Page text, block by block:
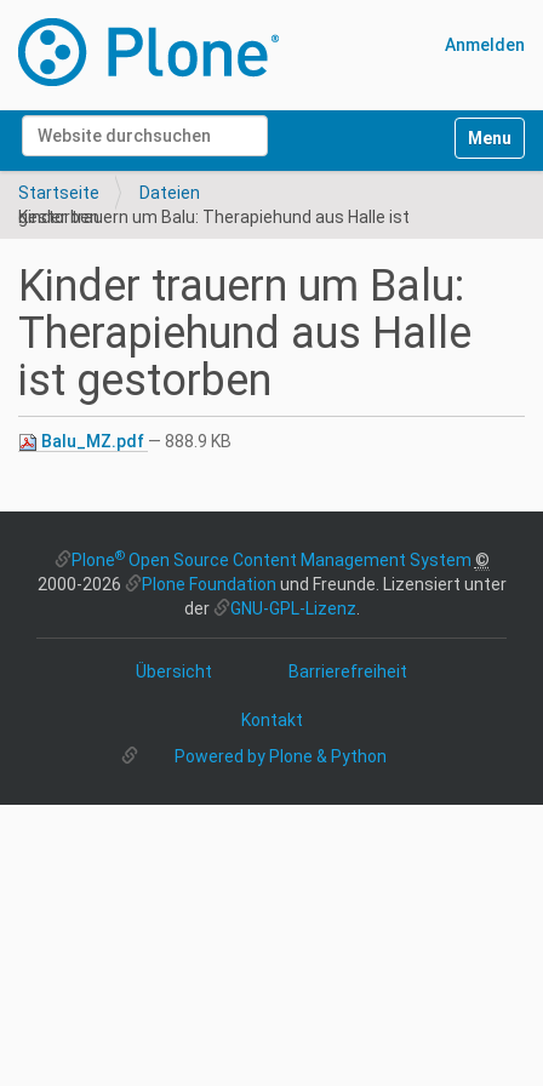
Website durchsuchen
Erweiterte Suche…
Anmelden
Startseite
Dateien
Kinder trauern um Balu: Therapiehund aus Halle ist gestorben
Kinder trauern um Balu:
Therapiehund aus Halle
ist gestorben
Balu_MZ.pdf — 888.9 KB
Plone®Open Source Content Management System ©
2000-2026
Plone Foundation und Freunde. Lizensiert unter
der
GNU-GPL-Lizenz
Übersicht Barrierefreiheit
Kontakt
Powered by Plone & Python